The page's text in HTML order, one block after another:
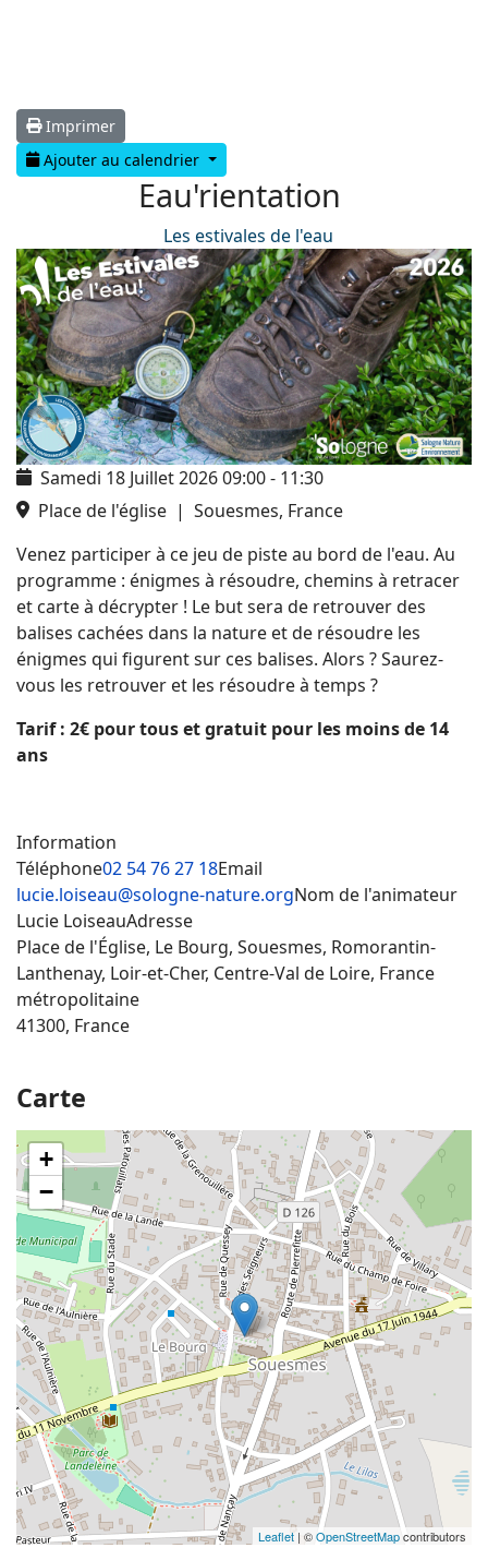
Imprimer
Ajouter au calendrier
Eau'rientation
Les estivales de l'eau
Samedi 18 Juillet 202609:00- 11:30
Place de l'église | Souesmes, France
Venez participer à ce jeu de piste au bord de l'eau. Au
programme : énigmes à résoudre, chemins à retracer
et carte à décrypter ! Le but sera de retrouver des
balises cachées dans la nature et de résoudre les
énigmes qui figurent sur ces balises. Alors ? Saurez-
vous les retrouver et les résoudre à temps ?
Tarif : 2€ pour tous et gratuit pour les moins de 14
ans
Information
Téléphone02 54 76 27 18Email
lucie.loiseau@sologne-nature.orgNom de l'animateur
Lucie LoiseauAdresse
Place de l'Église, Le Bourg, Souesmes, Romorantin-
Lanthenay, Loir-et-Cher, Centre-Val de Loire, France
métropolitaine
41300, France
Carte
+
−
Leaflet | ©OpenStreetMapcontributors